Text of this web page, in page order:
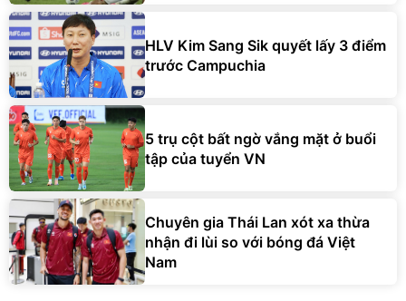
HLV Kim Sang Sik quyết lấy 3 điểm
trước Campuchia
5 trụ cột bất ngờ vắng mặt ở buổi
tập của tuyển VN
Chuyên gia Thái Lan xót xa thừa
nhận đi lùi so với bóng đá Việt
Nam